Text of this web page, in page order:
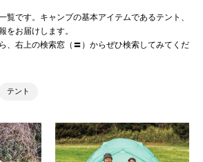
覧です。キャンプの基本アイテムであるテント、
をお届けします。
、右上の検索窓（〓）からぜひ検索してみてくだ
テント